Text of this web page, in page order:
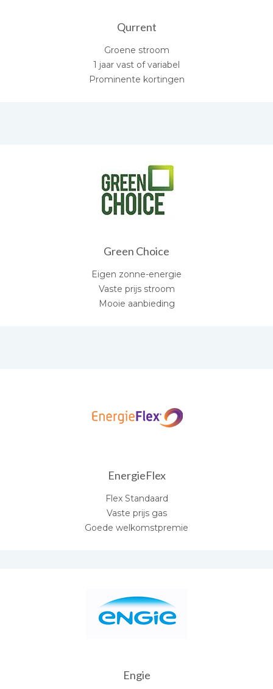
Qurrent
Groene stroom
1 jaar vast of variabel
Prominente kortingen
Green Choice
Eigen zonne-energie
Vaste prijs stroom
Mooie aanbieding
EnergieFlex
Flex Standaard
Vaste prijs gas
Goede welkomstpremie
Engie